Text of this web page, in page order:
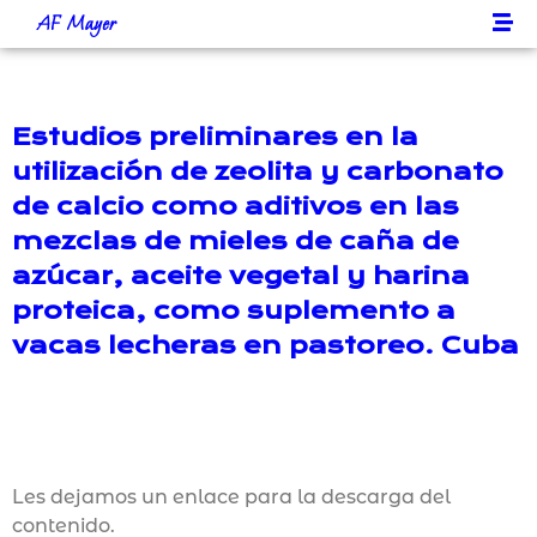
AF Mayer
Estudios preliminares en la
utilización de zeolita y carbonato
de calcio como aditivos en las
mezclas de mieles de caña de
azúcar, aceite vegetal y harina
proteica, como suplemento a
vacas lecheras en pastoreo. Cuba
Les dejamos un enlace para la descarga del
contenido.